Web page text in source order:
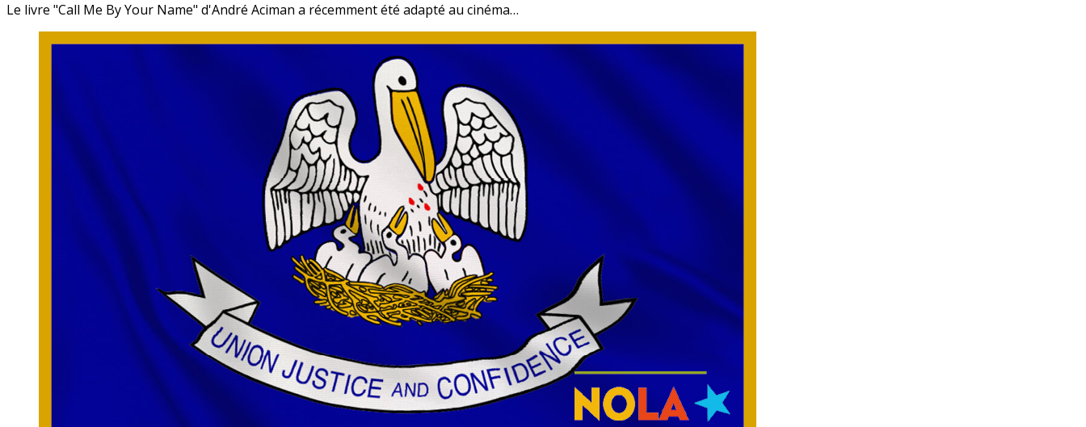
Le livre "Call Me By Your Name" d'André Aciman a récemment été adapté au cinéma…